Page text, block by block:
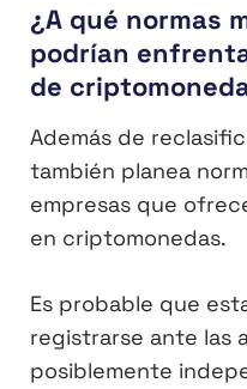
¿A qué normas
podrían
de
Además de
también planea
empresas que
en criptomonedas.
Es probable que
registrarse ante las
posiblemente